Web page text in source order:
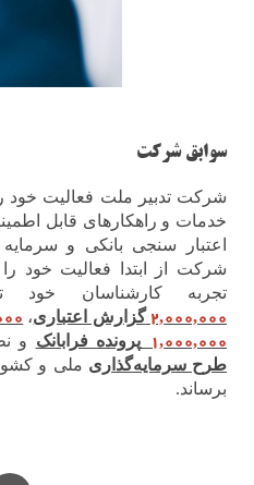
راهکارهای قابل اطمینان در
سنجی بانکی و سرمایه گذاری
ابتدا فعالیت خود را با
کارشناسان خود
گزارش اعتباری،500,000
پرونده فرابانکو نظارت بر
ملی و کشوری را در